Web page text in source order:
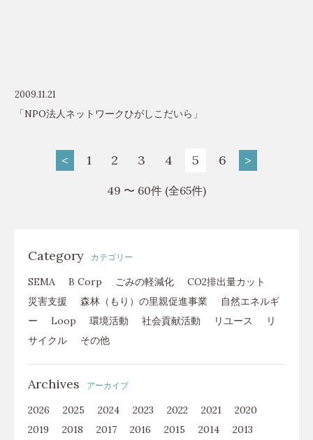
2009.11.21
「NPO法人ネットワークひがしこだいら」
< 1 2 3 4 5 6 >
49 〜 60件 (全65件)
Category カテゴリー
SEMA B Corp ごみの軽減化
CO2排出量カット
災害支援
森林（もり）の里親促進事業
自然エネルギ
ー
Loop 環境活動 社会貢献活動 リユース
リ
サイクル
その他
Archives アーカイブ
2026 2025 2024 2023 2022 2021
2020
2019
2018 2017 2016 2015 2014
2013